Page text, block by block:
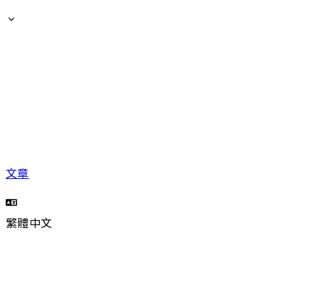
文章
繁體中文